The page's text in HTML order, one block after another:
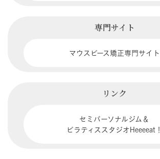
専門サイト
マウスピース矯正専門サイト
リンク
セミパーソナルジム＆
ピラティススタジオHeeeeat！